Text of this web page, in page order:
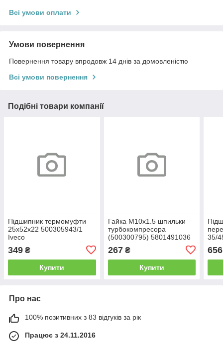
Всі умови оплати
Умови повернення
Повернення товару впродовж 14 днів за домовленістю
Всі умови повернення
Подібні товари компанії
Підшипник термомуфти
25х52х22 500305943/1
Iveco
349 ₴
Купити
Гайка М10х1.5 шпильки
турбокомпресора
(500300795) 5801491036
267₴
Купити
35/
656
Про нас
100% позитивних з 83 відгуків за рік
Працює з 24.11.2016